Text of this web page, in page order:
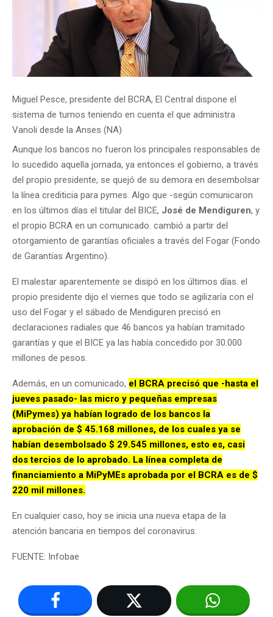
Miguel Pesce, presidente del BCRA, El Central dispone el
sistema de turnos teniendo en cuenta el que administra
Vanoli desde la Anses (NA)
Aunque los bancos no fueron los principales responsables de
lo sucedido aquella jornada, ya entonces el gobierno, a través
del propio presidente, se quejó de su demora en desembolsar
la línea crediticia para pymes. Algo que -según comunicaron
en los últimos días el titular del BICE, José de Mendiguren, y
el propio BCRA en un comunicado. cambió a partir del
otorgamiento de garantías oficiales a través del Fogar (Fondo
de Garantías Argentino).
El malestar aparentemente se disipó en los últimos días. el
propio presidente dijo el viernes que todo se agilizaría con el
uso del Fogar y el sábado de Mendiguren precisó en
declaraciones radiales que 46 bancos ya habían tramitado
garantías y que el BICE ya las había concedido por 30.000
millones de pesos.
Además, en un comunicado, el BCRA precisó que -hasta el
jueves pasado- las micro y pequeñas empresas
(MiPymes) ya habían logrado de los bancos la
aprobación de $ 45.168 millones, de los cuales ya se
habían desembolsado $ 29.545 millones, esto es, casi
dos tercios de lo aprobado. La línea completa de
financiamiento a MiPyMEs aprobada por el BCRA es de $
220 mil millones.
En cualquier caso, hoy se inicia una nueva etapa de la
atención bancaria en tiempos del coronavirus.
FUENTE: Infobae